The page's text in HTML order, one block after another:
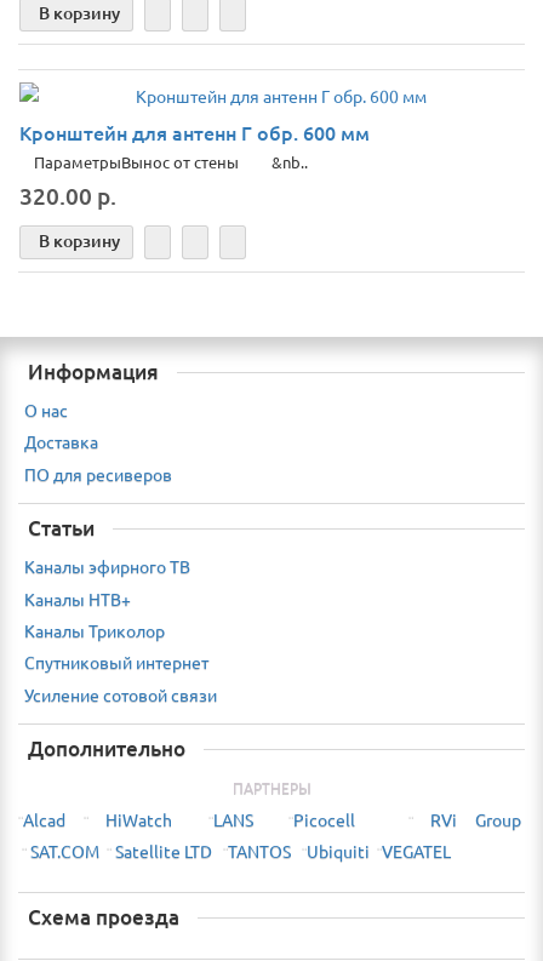
В корзину
Кронштейн для антенн Г обр. 600 мм
Параметры​Вынос от стены &nb..
320.00 р.
В корзину
Информация
О нас
Доставка
ПО для ресиверов
Статьи
Каналы эфирного ТВ
Каналы НТВ+
Каналы Триколор
Спутниковый интернет
Усиление сотовой связи
Дополнительно
ПАРТНЕРЫ
¨Alcad ¨ HiWatch ¨LANS ¨Picocell ¨ RVi Group
¨ SAT.COM ¨ Satellite LTD ¨TANTOS ¨Ubiquiti ¨VEGATEL
Схема проезда